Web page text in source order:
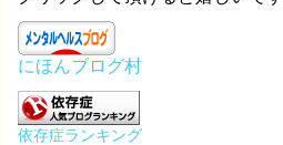
にほんブログ村
依存症ランキング